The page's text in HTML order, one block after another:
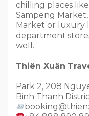
chilling places
Sampeng
Market or luxury
department
well.
Thiên Xuân
Park 2, 208
Binh Thanh